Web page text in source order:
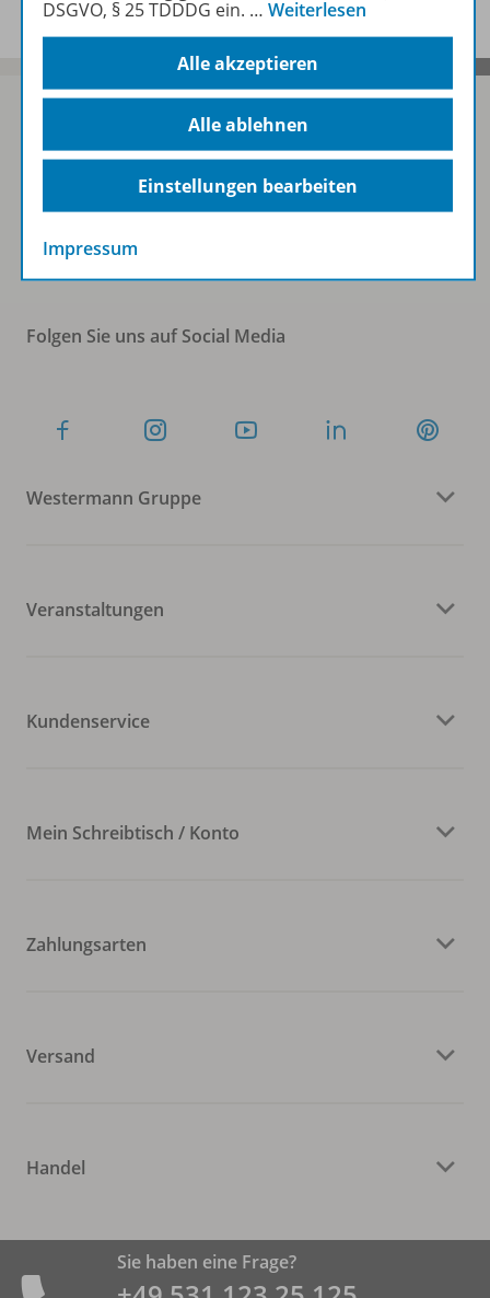
Sofort profitieren
Folgen Sie uns auf Social Media
Westermann Gruppe
Veranstaltungen
Kundenservice
Mein Schreibtisch / Konto
Zahlungsarten
Versand
Handel
Sie haben eine Frage?
DSGVO, § 25 TDDDG ein. … Weiterlesen
Alle akzeptieren
Alle ablehnen
Einstellungen bearbeiten
Impressum